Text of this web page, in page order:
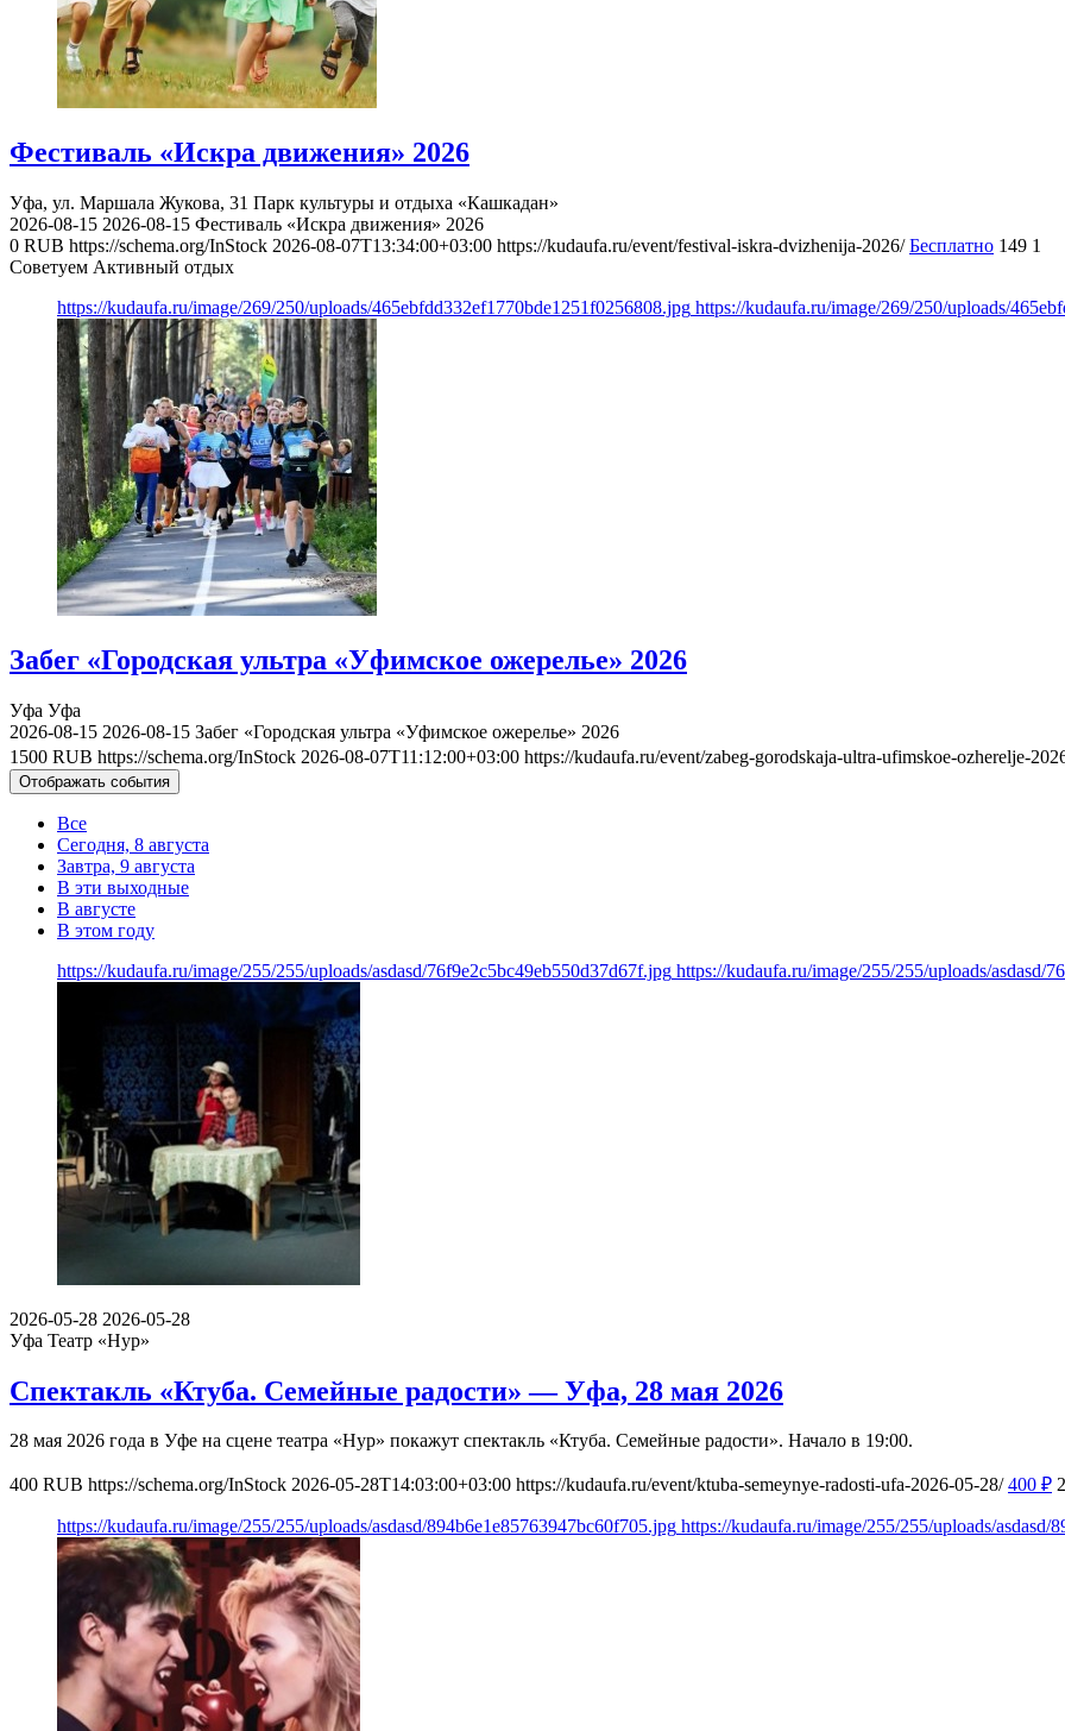
Фестиваль «Искра движения» 2026
Уфа, ул. Маршала Жукова, 31 Парк культуры и отдыха «Кашкадан»
2026-08-15 2026-08-15 Фестиваль «Искра движения» 2026
0 RUB https://schema.org/InStock 2026-08-07T13:34:00+03:00 https://kudaufa.ru/event/festival-iskra-dvizhenija-2026/ Бесплатно 149 1
Советуем Активный отдых
https://kudaufa.ru/image/269/250/uploads/465ebfdd332ef1770bde1251f0256808.jpg https://kudaufa.ru/image/269/250/uploads/
Забег «Городская ультра «Уфимское ожерелье» 2026
Уфа Уфа
2026-08-15 2026-08-15 Забег «Городская ультра «Уфимское ожерелье» 2026
1500 RUB https://schema.org/InStock 2026-08-07T11:12:00+03:00 https://kudaufa.ru/event/zabeg-gorodskaja-ultra-ufimskoe-ozherelje-
Отображать события
Все
Сегодня, 8 августа
Завтра, 9 августа
В эти выходные
В августе
В этом году
https://kudaufa.ru/image/255/255/uploads/asdasd/76f9e2c5bc49eb550d37d67f.jpg https://kudaufa.ru/image/255/255/uploads/asdasd/
2026-05-28 2026-05-28
Уфа Театр «Нур»
Спектакль «Ктуба. Семейные радости» — Уфа, 28 мая 2026
28 мая 2026 года в Уфе на сцене театра «Нур» покажут спектакль «Ктуба. Семейные радости». Начало в 19:00.
400 RUB https://schema.org/InStock 2026-05-28T14:03:00+03:00 https://kudaufa.ru/event/ktuba-semeynye-radosti-ufa-2026-05-28/ 400 ₽ 2
https://kudaufa.ru/image/255/255/uploads/asdasd/894b6e1e85763947bc60f705.jpg https://kudaufa.ru/image/255/255/uploads/asdasd/